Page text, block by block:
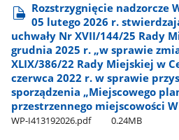
Rozstrzygnięcie nadzorcze
05 lutego 2026 r.
uchwały Nr XVII/144/25 Rady
grudnia 2025 r. „w sprawie
XLIX/386/22 Rady Miejskiej w
czerwca 2022 r. w sprawie
sporządzenia „Miejscowego
przestrzennego miejscowości
WP-I413192026.pdf 0.24MB